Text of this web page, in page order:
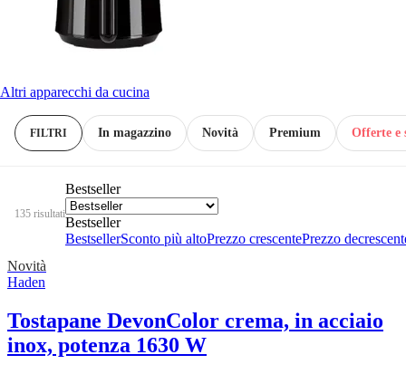
Altri apparecchi da cucina
FILTRI In magazzino Premium
Novità Offerte e
135 risultati
Bestseller
Bestseller
BestsellerSconto più altoPrezzo crescentePrezzo
Novità
Haden
Tostapane DevonColor crema, in acciaio
inox, potenza 1630 W